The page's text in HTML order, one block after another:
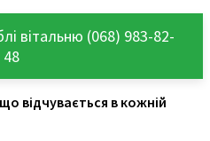
вітальню (068) 983-82-
48
відчувається в кожній